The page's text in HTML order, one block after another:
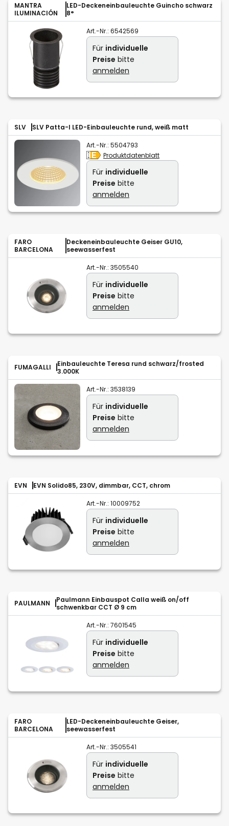
MANTRA
ILUMINACIÓN
LED-Deckeneinbauleuchte Guincho schwarz
8°
Art.-Nr.: 6542569
Für individuelle
Preise bitte
anmelden
SLV SLV Patta-I LED-Einbauleuchte rund, weiß matt
Art.-Nr.: 5504793
Produktdatenblatt
Für individuelle
Preise bitte
anmelden
FARO
BARCELONA
Deckeneinbauleuchte Geiser GU10,
seewasserfest
Art.-Nr.: 3505540
Für individuelle
Preise bitte
anmelden
FUMAGALLI
Einbauleuchte Teresa rund schwarz/frosted
3.000K
Art.-Nr.: 3538139
Für individuelle
Preise bitte
anmelden
EVN EVN Solido85, 230V, dimmbar, CCT, chrom
Art.-Nr.: 10009752
Für individuelle
Preise bitte
anmelden
PAULMANN
Paulmann Einbauspot Calla weiß on/off
schwenkbar CCT Ø 9 cm
Art.-Nr.: 7601545
Für individuelle
Preise bitte
anmelden
FARO
BARCELONA
LED-Deckeneinbauleuchte Geiser,
seewasserfest
Art.-Nr.: 3505541
Für individuelle
Preise bitte
anmelden